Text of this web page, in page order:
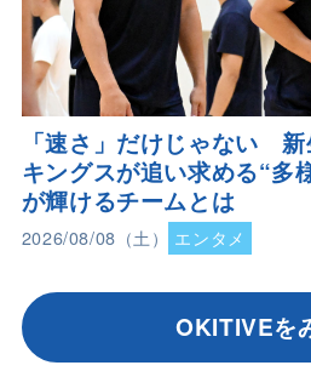
「速さ」だけじゃない
キングスが追い求める“多
が輝けるチームとは
2026/08/08（土） エンタメ
OKITIVEを